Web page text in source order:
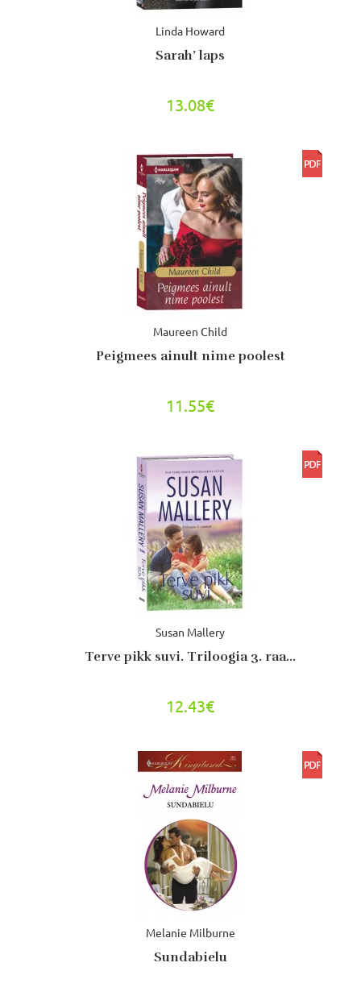
Linda Howard
Sarah’ laps
13.08€
Maureen Child
Peigmees ainult nime poolest
11.55€
Susan Mallery
Terve pikk suvi. Triloogia 3. raa...
12.43€
Melanie Milburne
Sundabielu